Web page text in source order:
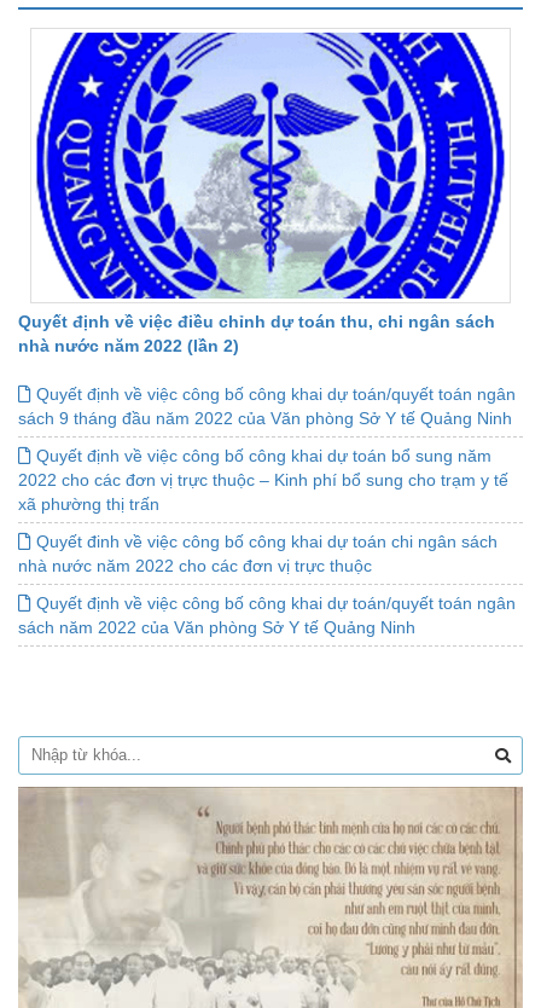
Quyết định về việc điều chỉnh dự toán thu, chi ngân sách
nhà nước năm 2022 (lần 2)
Quyết định về việc công bố công khai dự toán/quyết toán ngân
sách 9 tháng đầu năm 2022 của Văn phòng Sở Y tế Quảng Ninh
Quyết định về việc công bố công khai dự toán bổ sung năm
2022 cho các đơn vị trực thuộc – Kinh phí bổ sung cho trạm y tế
xã phường thị trấn
Quyết đinh về việc công bố công khai dự toán chi ngân sách
nhà nước năm 2022 cho các đơn vị trực thuộc
Quyết định về việc công bố công khai dự toán/quyết toán ngân
sách năm 2022 của Văn phòng Sở Y tế Quảng Ninh